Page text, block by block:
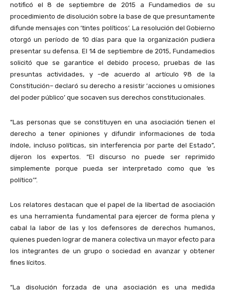
notificó el 8 de septiembre de 2015 a Fundamedios de su
procedimiento de disolución sobre la base de que presuntamente
difunde mensajes con ‘tintes políticos’. La resolución del Gobierno
otorgó un período de 10 días para que la organización pudiera
presentar su defensa. El 14 de septiembre de 2015, Fundamedios
solicitó que se garantice el debido proceso, pruebas de las
presuntas actividades, y –de acuerdo al artículo 98 de la
Constitución– declaró su derecho a resistir ‘acciones u omisiones
del poder público’ que socaven sus derechos constitucionales.
“Las personas que se constituyen en una asociación tienen el
derecho a tener opiniones y difundir informaciones de toda
índole, incluso políticas, sin interferencia por parte del Estado”,
dijeron los expertos. “El discurso no puede ser reprimido
simplemente porque pueda ser interpretado como que ‘es
político’”.
Los relatores destacan que el papel de la libertad de asociación
es una herramienta fundamental para ejercer de forma plena y
cabal la labor de las y los defensores de derechos humanos,
quienes pueden lograr de manera colectiva un mayor efecto para
los integrantes de un grupo o sociedad en avanzar y obtener
fines lícitos.
“La disolución forzada de una asociación es una medida